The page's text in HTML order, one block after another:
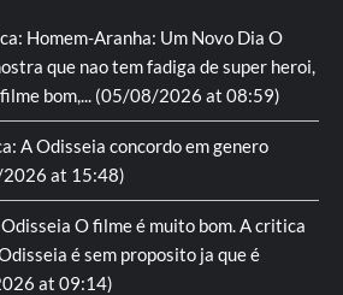
Homem-Aranha: Um Novo Dia O
que nao tem fadiga de super heroi,
bom,... (05/08/2026 at 08:59)
A Odisseia concordo em genero
at 15:48)
O filme é muito bom. A critica
é sem proposito ja que é
at 09:14)